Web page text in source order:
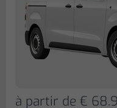
à partir de €